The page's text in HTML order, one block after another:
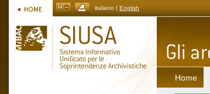
italiano | English
Home